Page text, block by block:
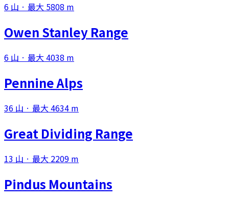
6 山 · 最大 5808 m
Owen Stanley Range
6 山 · 最大 4038 m
Pennine Alps
36 山 · 最大 4634 m
Great Dividing Range
13 山 · 最大 2209 m
Pindus Mountains